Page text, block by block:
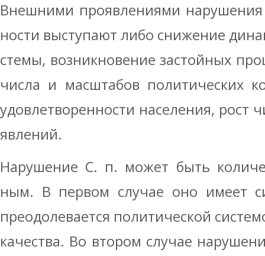
Внешними проявлениями
ности выступают либо снижение
стемы, возникновение застойных
числа и масштабов политических
удовлетворенности населения, рост
явлений.
Нарушение С. п. может быть
ным. В первом случае оно имеет
преодолевается политической
качества. Во втором случае